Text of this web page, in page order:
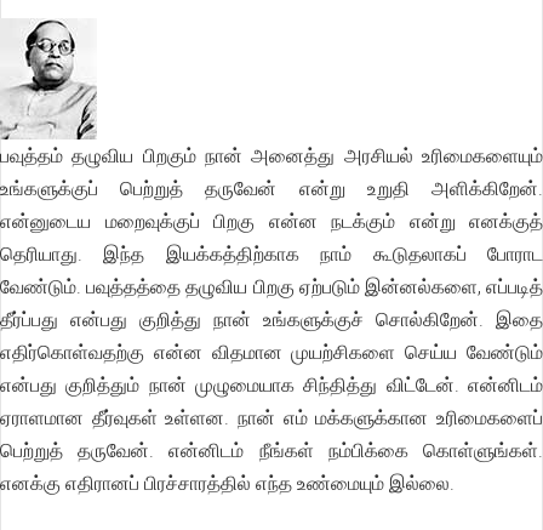
பவுத்தம் தழுவிய பிறகும் நான் அனைத்து அரசியல் உரிமைகளையும்
உங்களுக்குப் பெற்றுத் தருவேன் என்று உறுதி அளிக்கிறேன்.
என்னுடைய மறைவுக்குப் பிறகு என்ன நடக்கும் என்று எனக்குத்
தெரியாது. இந்த இயக்கத்திற்காக நாம் கூடுதலாகப் போராட
வேண்டும். பவுத்தத்தை தழுவிய பிறகு ஏற்படும் இன்னல்களை, எப்படித்
தீர்ப்பது என்பது குறித்து நான் உங்களுக்குச் சொல்கிறேன். இதை
எதிர்கொள்வதற்கு என்ன விதமான முயற்சிகளை செய்ய வேண்டும்
என்பது குறித்தும் நான் முழுமையாக சிந்தித்து விட்டேன். என்னிடம்
ஏராளமான தீர்வுகள் உள்ளன. நான் எம் மக்களுக்கான உரிமைகளைப்
பெற்றுத் தருவேன். என்னிடம் நீங்கள் நம்பிக்கை கொள்ளுங்கள்.
எனக்கு எதிரானப் பிரச்சாரத்தில் எந்த உண்மையும் இல்லை.